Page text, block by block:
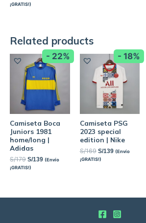
¡GRATIS!)
Related products
- 22%
Camiseta Boca
Juniors 1981
home/long |
Adidas
S/179 S/139 (Envío
¡GRATIS!)
- 18%
Camiseta PSG
2023 special
edition | Nike
S/169 S/139 (Envío
¡GRATIS!)